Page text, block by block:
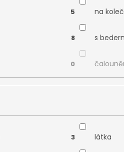
5 na
8 s
0
3 látka